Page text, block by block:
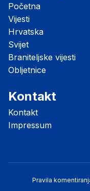
Početna
Vijesti
Hrvatska
Svijet
Braniteljske vijesti
Obljetnice
Kontakt
Kontakt
Impressum
Pravila